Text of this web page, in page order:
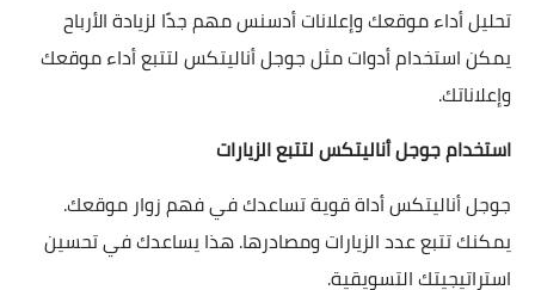
تحليل أداء موقعك وإعلانات أدسنس مهم جدًا لزيادة الأرباح
يمكن استخدام أدوات مثل جوجل أناليتكس لتتبع أداء موقعك
وإعلاناتك.
استخدام جوجل أناليتكس لتتبع الزيارات
جوجل أناليتكس أداة قوية تساعدك في فهم زوار موقعك.
يمكنك تتبع عدد الزيارات ومصادرها. هذا يساعدك في تحسين
استراتيجيتك التسويقية.